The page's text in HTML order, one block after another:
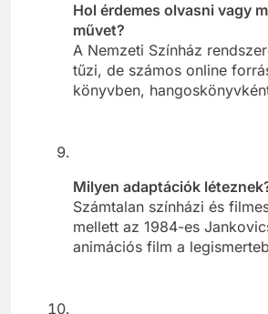
Hol érdemes olvasni vagy
művet?
A Nemzeti Színház
tűzi, de számos online
könyvben,
Milyen adaptációk
Számtalan színházi és
mellett az 1984-es
animációs film a